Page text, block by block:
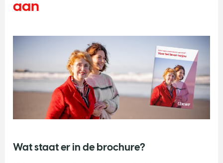
aan
Wat staat er in de brochure?